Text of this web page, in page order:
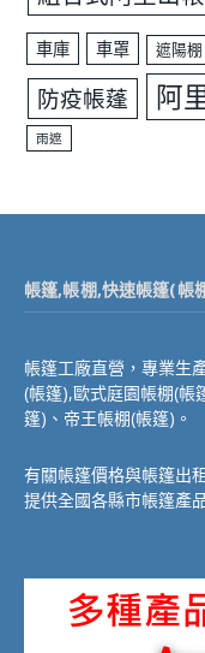
車庫 車罩 遮陽棚
防疫帳蓬 阿
雨遮
帳篷,帳棚,快速帳篷(帳
帳篷工廠直營，專業生
(帳篷),歐式庭園帳棚(帳
篷)、帝王帳棚(帳篷)。
有關帳篷價格與帳篷出
提供全國各縣市帳篷產